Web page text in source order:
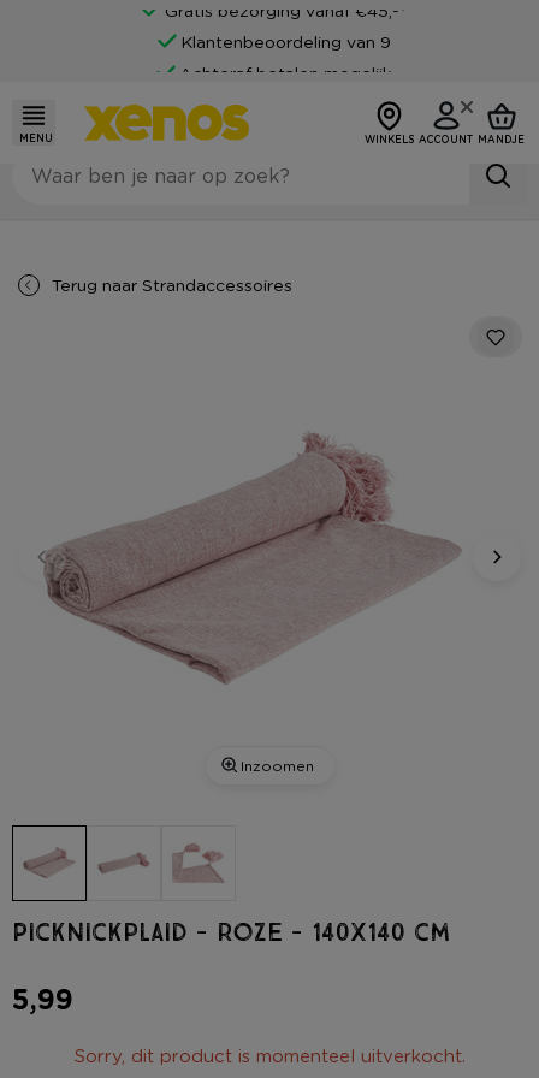
Gratis bezorging vanaf €45,-*
Klantenbeoordeling van 9
Achteraf betalen mogelijk
MENU WINKELS ACCOUNT MANDJE
Terug naar Strandaccessoires
Inzoomen
Picknickplaid - roze - 140x140 cm
5,99
Sorry, dit product is momenteel uitverkocht.